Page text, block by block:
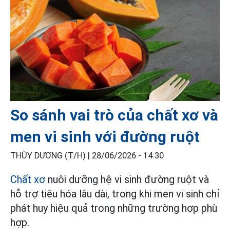
So sánh vai trò của chất xơ và
men vi sinh với đường ruột
THÙY DƯƠNG (T/H) | 28/06/2026 - 14:30
Chất xơ nuôi dưỡng hệ vi sinh đường ruột và
hỗ trợ tiêu hóa lâu dài, trong khi men vi sinh chỉ
phát huy hiệu quả trong những trường hợp phù
hợp.